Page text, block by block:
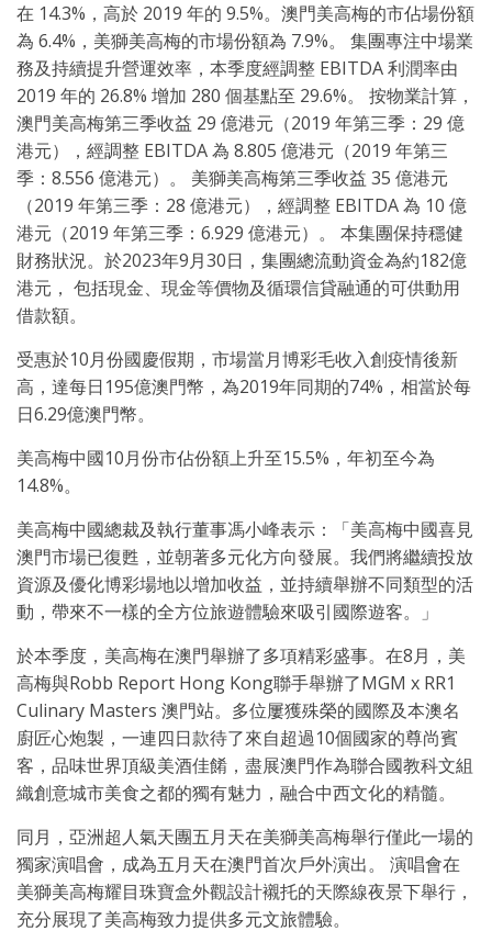
在 14.3%，高於 2019 年的 9.5%。澳門美高梅的市佔場份額
為 6.4%，美獅美高梅的市場份額為 7.9%。 集團專注中場業
務及持續提升營運效率，本季度經調整 EBITDA 利潤率由
2019 年的 26.8% 增加 280 個基點至 29.6%。 按物業計算，
澳門美高梅第三季收益 29 億港元（2019 年第三季：29 億
港元），經調整 EBITDA 為 8.805 億港元（2019 年第三
季：8.556 億港元）。 美獅美高梅第三季收益 35 億港元
（2019 年第三季：28 億港元），經調整 EBITDA 為 10 億
港元（2019 年第三季：6.929 億港元）。 本集團保持穩健
財務狀況。於2023年9月30日，集團總流動資金為約182億
港元， 包括現金、現金等價物及循環信貸融通的可供動用
借款額。
受惠於10月份國慶假期，市場當月博彩毛收入創疫情後新
高，達每日195億澳門幣，為2019年同期的74%，相當於每
日6.29億澳門幣。
美高梅中國10月份市佔份額上升至15.5%，年初至今為
14.8%。
美高梅中國總裁及執行董事馮小峰表示：「美高梅中國喜見
澳門市場已復甦，並朝著多元化方向發展。我們將繼續投放
資源及優化博彩場地以增加收益，並持續舉辦不同類型的活
動，帶來不一樣的全方位旅遊體驗來吸引國際遊客。」
於本季度，美高梅在澳門舉辦了多項精彩盛事。在8月，美
高梅與Robb Report Hong Kong聯手舉辦了MGM x RR1
Culinary Masters 澳門站。多位屢獲殊榮的國際及本澳名
廚匠心炮製，一連四日款待了來自超過10個國家的尊尚賓
客，品味世界頂級美酒佳餚，盡展澳門作為聯合國教科文組
織創意城市美食之都的獨有魅力，融合中西文化的精髓。
同月，亞洲超人氣天團五月天在美獅美高梅舉行僅此一場的
獨家演唱會，成為五月天在澳門首次戶外演出。 演唱會在
美獅美高梅耀目珠寶盒外觀設計襯托的天際線夜景下舉行，
充分展現了美高梅致力提供多元文旅體驗。